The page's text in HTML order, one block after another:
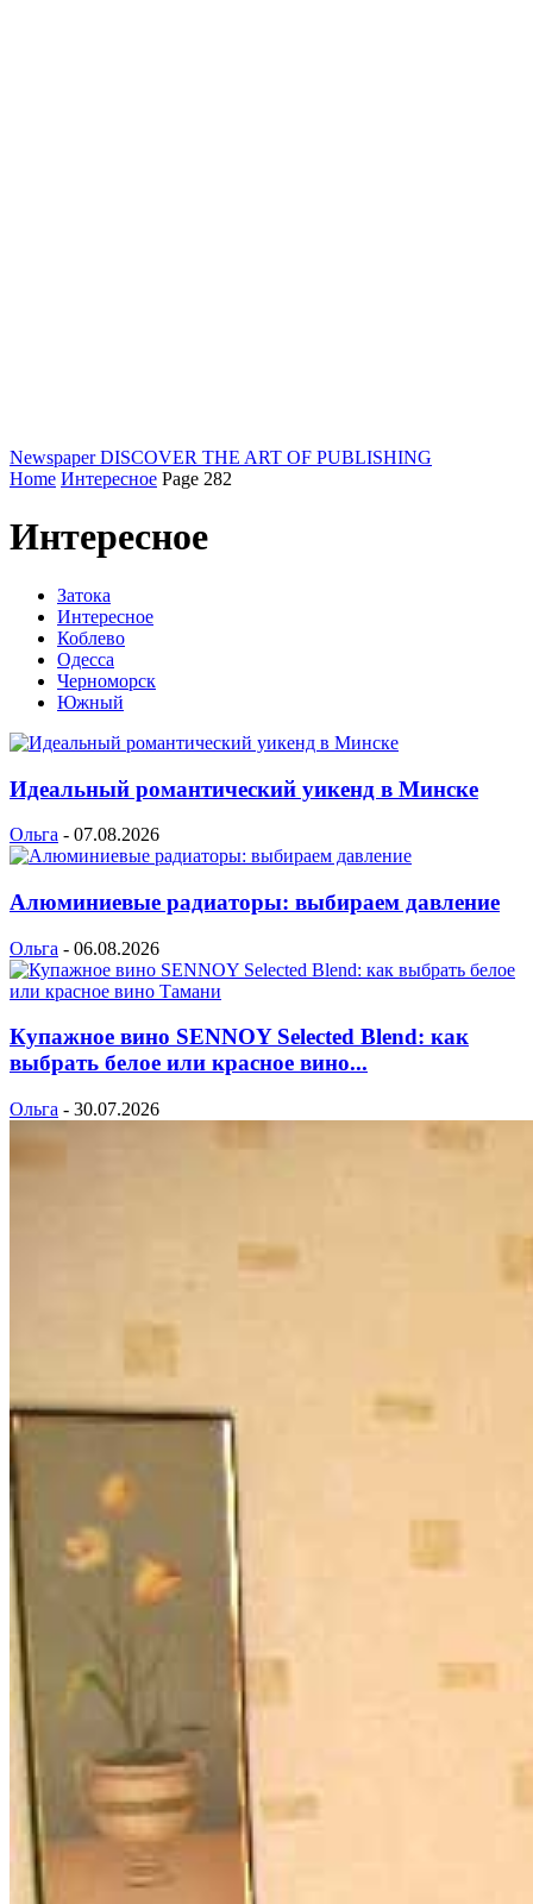
Newspaper DISCOVER THE ART OF PUBLISHING
Home Интересное Page 282
Интересное
Затока
Интересное
Коблево
Одесса
Черноморск
Южный
Идеальный романтический уикенд в Минске
Ольга - 07.08.2026
Алюминиевые радиаторы: выбираем давление
Ольга - 06.08.2026
Купажное вино SENNOY Selected Blend: как
выбрать белое или красное вино...
Ольга - 30.07.2026